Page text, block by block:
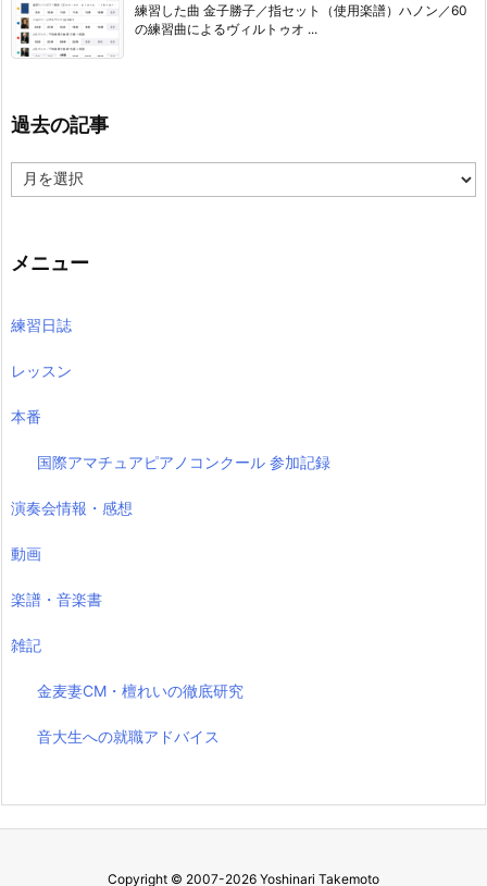
練習した曲 金子勝子／指セット（使用楽譜）ハノン／60
の練習曲によるヴィルトゥオ ...
過去の記事
去
事
メニュー
練習日誌
レッスン
本番
国際アマチュアピアノコンクール 参加記録
演奏会情報・感想
動画
楽譜・音楽書
雑記
金麦妻CM・檀れいの徹底研究
音大生への就職アドバイス
Copyright © 2007-2026 Yoshinari Takemoto